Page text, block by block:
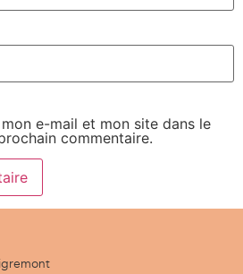
e-mail et mon site dans le
commentaire.